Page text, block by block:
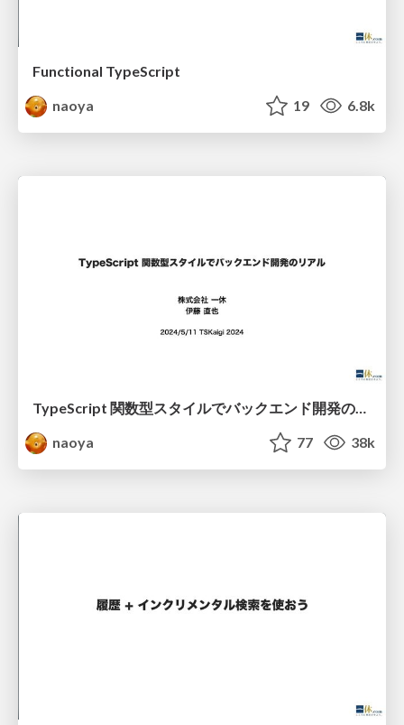
Functional TypeScript
naoya
19 6.8k
TypeScript 関数型スタイルでバックエンド開発のリアル
naoya
77 38k